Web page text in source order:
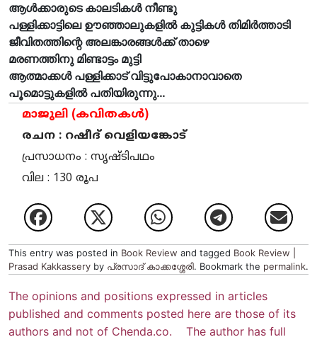
ആൾക്കാരുടെ കാലടികൾ നീണ്ടു
പള്ളിക്കാട്ടിലെ ഊഞ്ഞാലുകളിൽ കുട്ടികൾ തിമിർത്താടി
ജീവിതത്തിന്റെ അലങ്കാരങ്ങൾക്ക് താഴെ
മരണത്തിനു മിണ്ടാട്ടം മുട്ടി
ആത്മാക്കൾ പള്ളിക്കാട് വിട്ടുപോകാനാവാതെ
പൂമൊട്ടുകളിൽ പതിയിരുന്നു…
മാജുലി (കവിതകള്‍)
രചന : റഷീദ് വെളിയങ്കോട്
പ്രസാധനം : സൃഷ്ടിപഥം
വില : 130 രൂപ
This entry was posted in Book Review and tagged Book Review |
Prasad Kakkassery by പ്രസാദ് കാക്കശ്ശേരി. Bookmark the permalink.
The opinions and positions expressed in articles
published and comments posted here are those of its
authors and not of Chenda.co. The author has full